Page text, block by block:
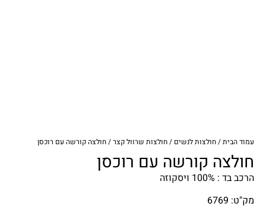
עמוד הבית/חולצות לנשים /חולצות שרוול קצר/ חולצה קורשה עם רוכסן
חולצה קורשה עם רוכסן
הרכב בד : 100% ויסקוזה
מק"ט: 6769